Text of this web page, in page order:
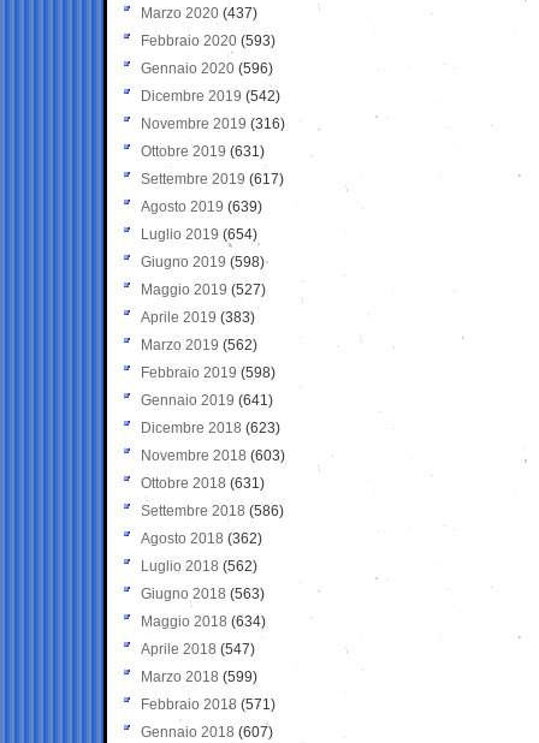
Marzo 2020 (437)
Febbraio 2020 (593)
Gennaio 2020 (596)
Dicembre 2019 (542)
Novembre 2019 (316)
Ottobre 2019 (631)
Settembre 2019 (617)
Agosto 2019 (639)
Luglio 2019 (654)
Giugno 2019 (598)
Maggio 2019 (527)
Aprile 2019 (383)
Marzo 2019 (562)
Febbraio 2019 (598)
Gennaio 2019 (641)
Dicembre 2018 (623)
Novembre 2018 (603)
Ottobre 2018 (631)
Settembre 2018 (586)
Agosto 2018 (362)
Luglio 2018 (562)
Giugno 2018 (563)
Maggio 2018 (634)
Aprile 2018 (547)
Marzo 2018 (599)
Febbraio 2018 (571)
Gennaio 2018 (607)